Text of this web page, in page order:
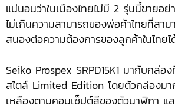
แน่นอนว่าในเมืองไทยไม่มี 2 รุ่นนี้ขายอ
ไม่เกินความสามารถของพ่อค้าไทยที่สา
สนองต่อความต้องการของลูกค้าในไทยไ
Seiko Prospex SRPD15K1 มากับกล่อ
สไตล์ Limited Edition โดยตัวกล่องมา
เหลืองตามคอนเซ็ปต์สีของตัวนาฬิกา แ